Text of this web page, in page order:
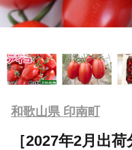
和歌山県 印南町
［2027年2月出